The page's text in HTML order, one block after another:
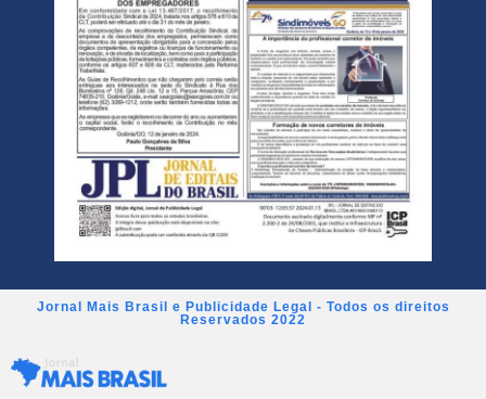
Jornal Mais Brasil e Publicidade Legal - Todos os direitos
Reservados 2022